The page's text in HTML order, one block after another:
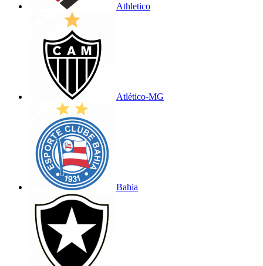
Athletico
Atlético-MG
Bahia